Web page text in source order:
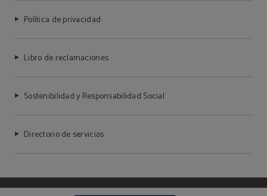
Política de privacidad
Libro de reclamaciones
Sostenibilidad y Responsabilidad Social
Directorio de servicios